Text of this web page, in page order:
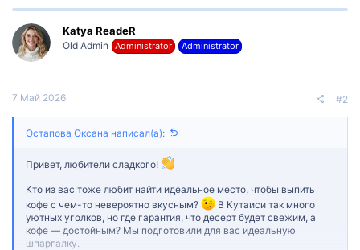
к
и
и
:
Katya ReadeR
Old Admin Administrator Administrator
7 Май 2026 #2
Остапова Оксана написал(а):
Привет, любители сладкого!
Кто из вас тоже любит найти идеальное место, чтобы выпить
кофе с чем-то невероятно вкусным?
В Кутаиси так много
уютных уголков, но где гарантия, что десерт будет свежим, а
кофе — достойным? Мы подготовили для вас идеальную
шпаргалку.